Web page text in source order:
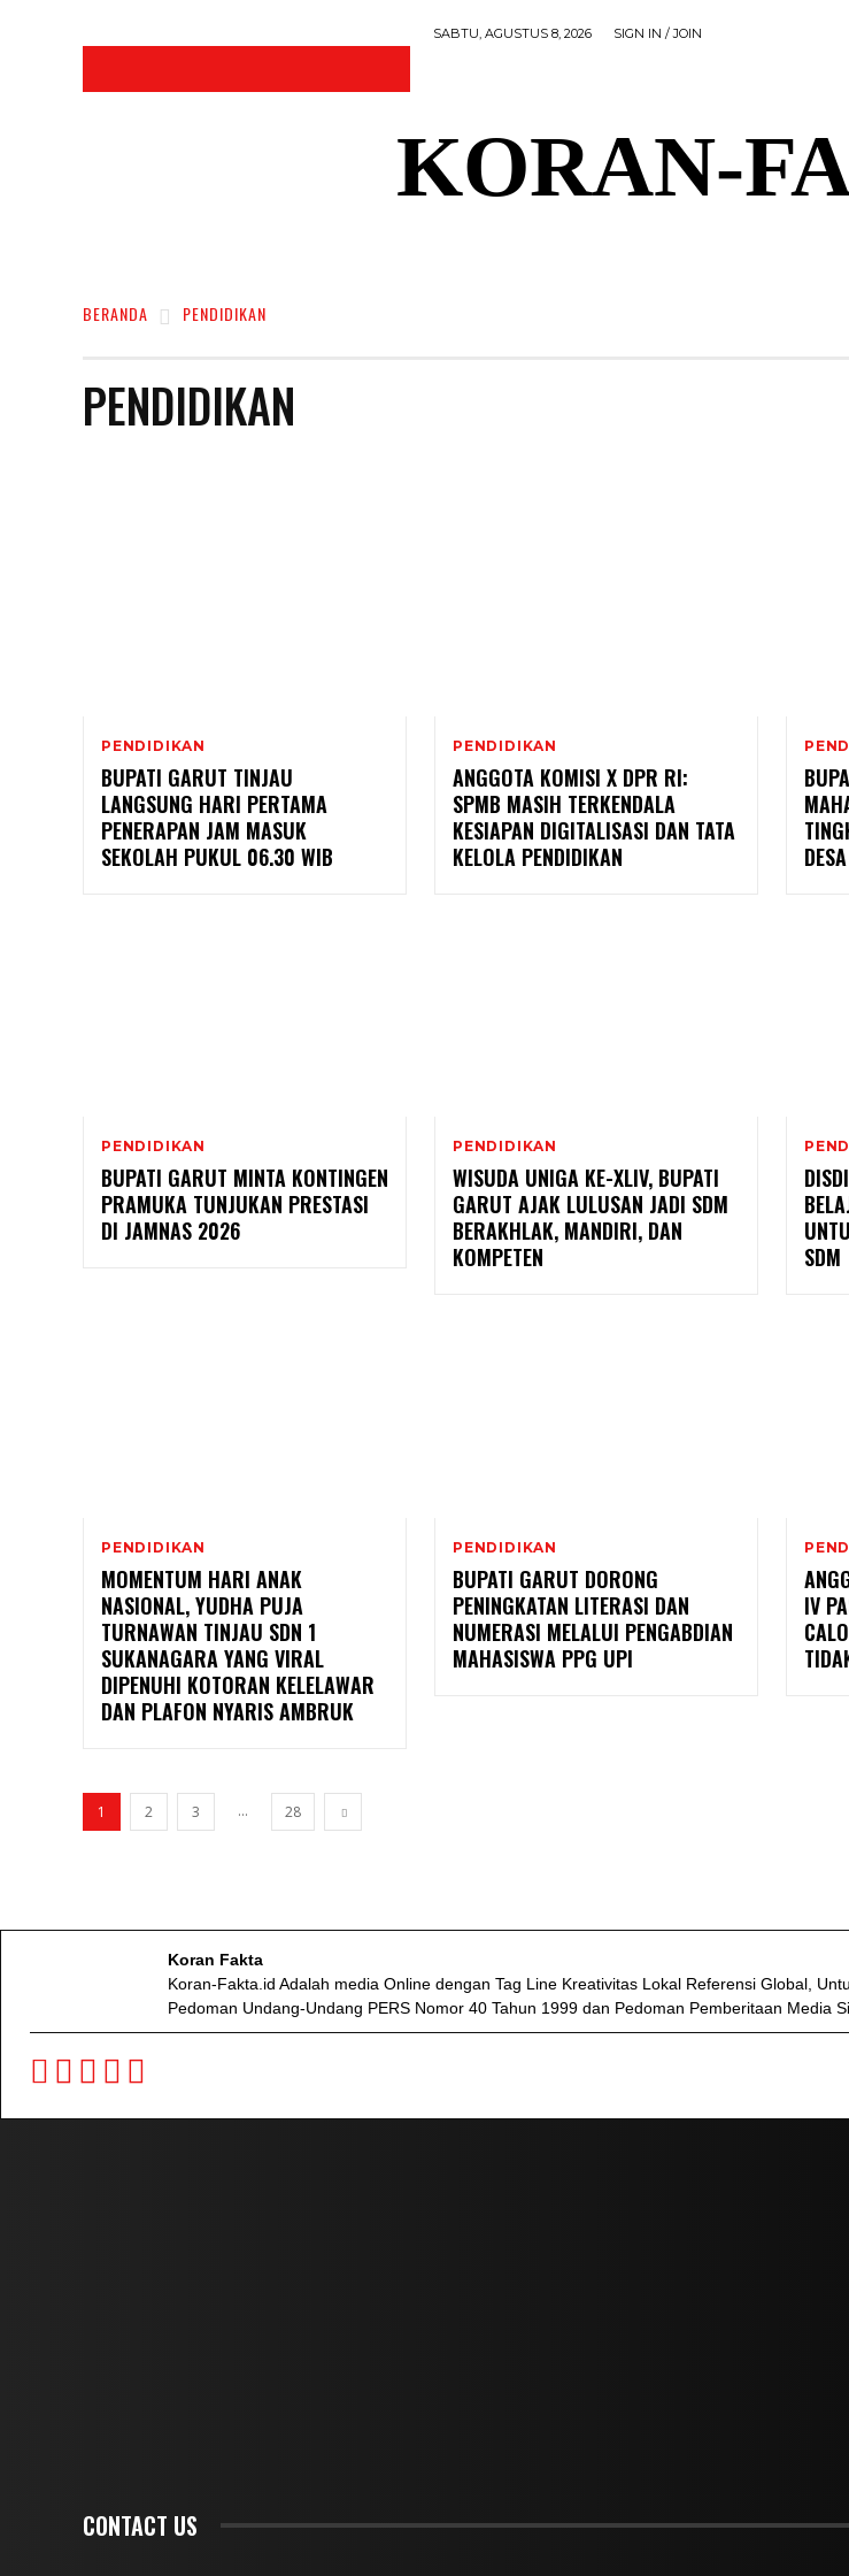
SABTU, AGUSTUS 8, 2026 SIGN IN / JOIN
KORAN-
BERANDA PENDIDIKAN
PENDIDIKAN
PENDIDIKAN
BUPATI GARUT TINJAU
LANGSUNG HARI PERTAMA
PENERAPAN JAM MASUK
SEKOLAH PUKUL 06.30 WIB
PENDIDIKAN
ANGGOTA KOMISI X DPR RI:
SPMB MASIH TERKENDALA
KESIAPAN DIGITALISASI DAN TATA
KELOLA PENDIDIKAN
DESA
PENDIDIKAN
BUPATI GARUT MINTA KONTINGEN
PRAMUKA TUNJUKAN PRESTASI
DI JAMNAS 2026
PENDIDIKAN
WISUDA UNIGA KE-XLIV, BUPATI
GARUT AJAK LULUSAN JADI SDM
BERAKHLAK, MANDIRI, DAN
KOMPETEN
SDM
PENDIDIKAN
MOMENTUM HARI ANAK
NASIONAL, YUDHA PUJA
TURNAWAN TINJAU SDN 1
SUKANAGARA YANG VIRAL
DIPENUHI KOTORAN KELELAWAR
DAN PLAFON NYARIS AMBRUK
PENDIDIKAN
BUPATI GARUT DORONG
PENINGKATAN LITERASI DAN
NUMERASI MELALUI PENGABDIAN
MAHASISWA PPG UPI
IV
1 2 3 ... 28
Koran Fakta
Koran-Fakta.id Adalah media Online dengan Tag Line Kreativitas Lokal Referensi Global,
Pedoman Undang-Undang PERS Nomor 40 Tahun 1999 dan Pedoman Pemberitaan Media
CONTACT US